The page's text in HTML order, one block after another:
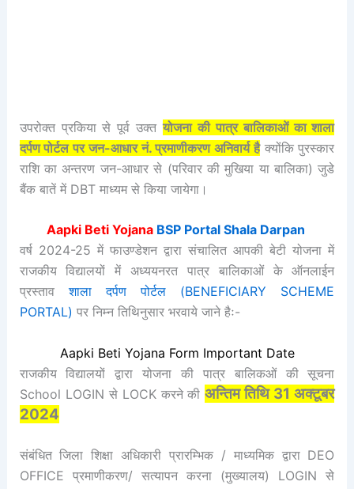
उपरोक्त प्रकिया से पूर्व उक्त योजना की पात्र बालिकाओं का शाला
दर्पण पोर्टल पर जन-आधार नं. प्रमाणीकरण अनिवार्य हैक्योंकि पुरस्कार
राशि का अन्तरण जन-आधार से (परिवार की मुखिया या बालिका) जुडे
बैंक बातें में DBT माध्यम से किया जायेगा।
Aapki Beti Yojana BSP Portal Shala Darpan
वर्ष 2024-25 में फाउण्डेशन द्वारा संचालित आपकी बेटी योजना में
राजकीय विद्यालयों में अध्ययनरत पात्र बालिकाओं के ऑनलाईन
प्रस्तावशाला दर्पण पोर्टल (BENEFICIARY SCHEME
PORTAL) पर निम्न तिथिनुसार भरवाये जाने हैः-
Aapki Beti Yojana Form Important Date
राजकीय विद्यालयों द्वारा योजना की पात्र बालिकओं की सूचना
School LOGIN से LOCK करने कीअन्तिम तिथि 31 अक्टूबर
2024
संबंधित जिला शिक्षा अधिकारी प्रारम्भिक / माध्यमिक द्वारा DEO
OFFICE प्रमाणीकरण/ सत्यापन करना (मुख्यालय) LOGIN से